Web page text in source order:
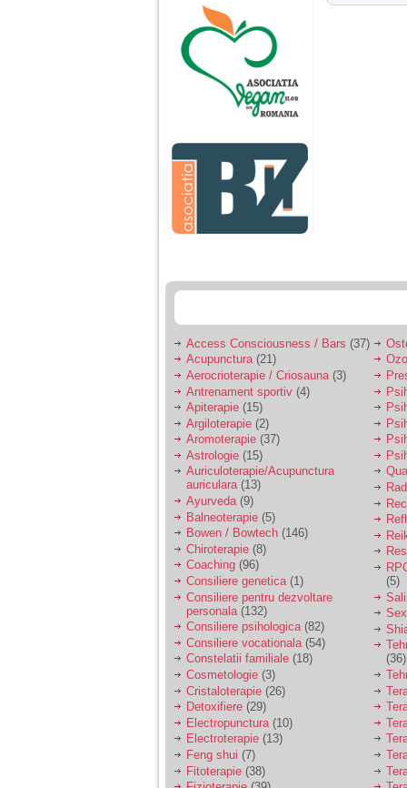
ani, privind in urma
realizez cat de multe
greseli am facut in
educatia si cresterea
ei, am fost o mama
egoista, preocupata
de implinirea
profesionala, cand ea
era mica am neglijat-
agresiva, orice
greseala era taxata cu
o palma sau pedepse.
De 4 ani am o relatie
serioasa cu un barbat
sa se manifeste o
Ma aflu aici pentru ca
vreau sa stiu daca am
nevoie de un psiholog
sau psihiatru.
Sunt casatorita, am
31 de ani si un copil in
varsta de 2 ani care
mi-e lumina ochilor.
De ceva timp simt ca
mi s-a adunat
oboseala, o oboseala
cronica de care nu pot
scapa si simt ca din
cauza ei nu pot
controla nervii si
cateodata are copilul
de suferit.
Am o bariera peste
care nu pot trece:
prietena mea a ramas
insarcinata cu o fata.
Am fost de comun
acord sa facem un
copil, cu gandul ca e
baiat.
Access Consciousness / Bars (37)
Acupunctura(21)
Aerocrioterapie / Criosauna (3)
Antrenament sportiv (4)
Apiterapie (15)
Argiloterapie (2)
Aromoterapie (37)
Astrologie (15)
Auriculoterapie/Acupunctura
auriculara(13)
Ayurveda(9)
Balneoterapie (5)
Bowen / Bowtech (146)
Chiroterapie (8)
Coaching (96)
Consiliere genetica(1)
Consiliere pentru dezvoltare
personala (132)
Consiliere psihologica(82)
Consiliere vocationala (54)
Constelatii familiale (18)
Cosmetologie (3)
Cristaloterapie (26)
Detoxifiere (29)
Electropunctura (10)
Electroterapie (13)
Feng shui (7)
Fitoterapie (38)
(5)
(36)